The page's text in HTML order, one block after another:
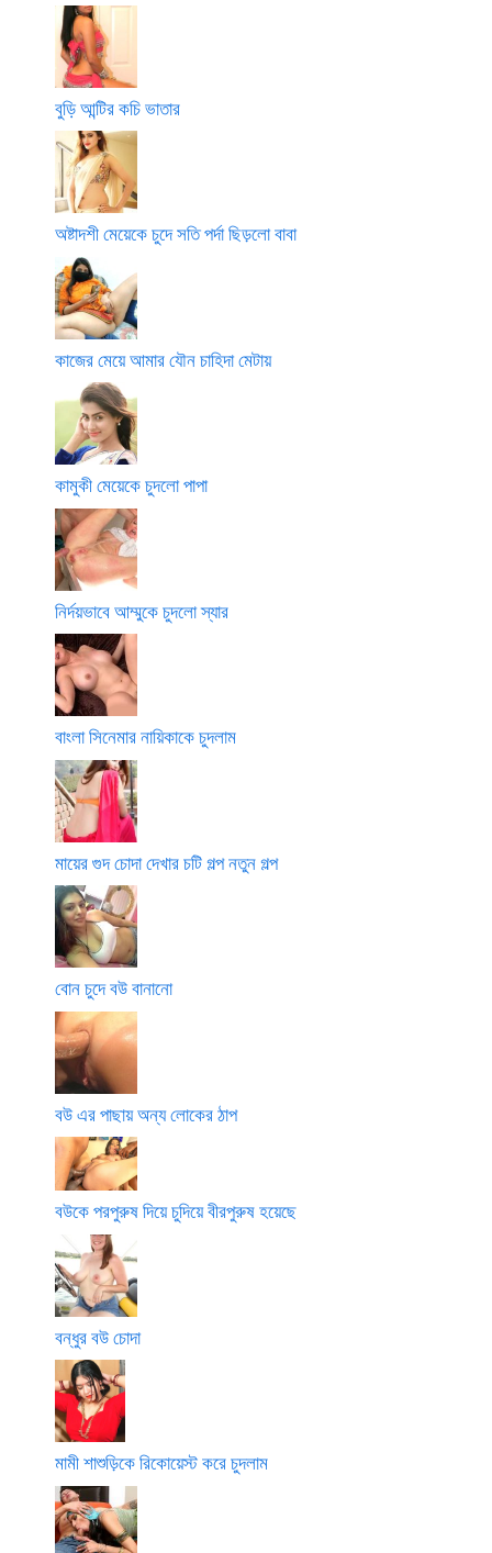
বুড়ি আন্টির কচি ভাতার
অষ্টাদশী মেয়েকে চুদে সতি পর্দা ছিড়লো বাবা
কাজের মেয়ে আমার যৌন চাহিদা মেটায়
কামুকী মেয়েকে চুদলো পাপা
নির্দয়ভাবে আম্মুকে চুদলো স্যার
বাংলা সিনেমার নায়িকাকে চুদলাম
মায়ের গুদ চোদা দেখার চটি গল্প নতুন গল্প
বোন চুদে বউ বানানো
বউ এর পাছায় অন্য লোকের ঠাপ
বউকে পরপুরুষ দিয়ে চুদিয়ে বীরপুরুষ হয়েছে
বন্ধুর বউ চোদা
মামী শাশুড়িকে রিকোয়েস্ট করে চুদলাম